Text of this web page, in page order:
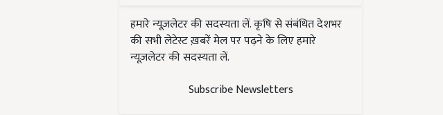
हमारे न्यूज़लेटर की सदस्यता लें. कृषि से संबंधित देशभर
की सभी लेटेस्ट ख़बरें मेल पर पढ़ने के लिए हमारे
न्यूज़लेटर की सदस्यता लें.
Subscribe Newsletters